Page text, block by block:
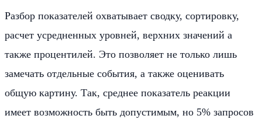
Разбор показателей охватывает сводку, сортировку,
расчет усредненных уровней, верхних значений а
также процентилей. Это позволяет не только лишь
замечать отдельные события, а также оценивать
общую картину. Так, среднее показатель реакции
имеет возможность быть допустимым, но 5% запросов